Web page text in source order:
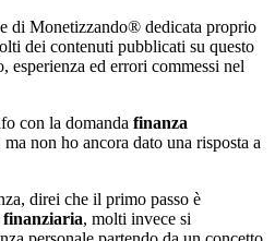
di Monetizzando® dedicata proprio
dei contenuti pubblicati su questo
ed errori commessi nel
con la domanda finanza
ma non ho ancora dato una risposta a
direi che il primo passo è
finanziaria, molti invece si